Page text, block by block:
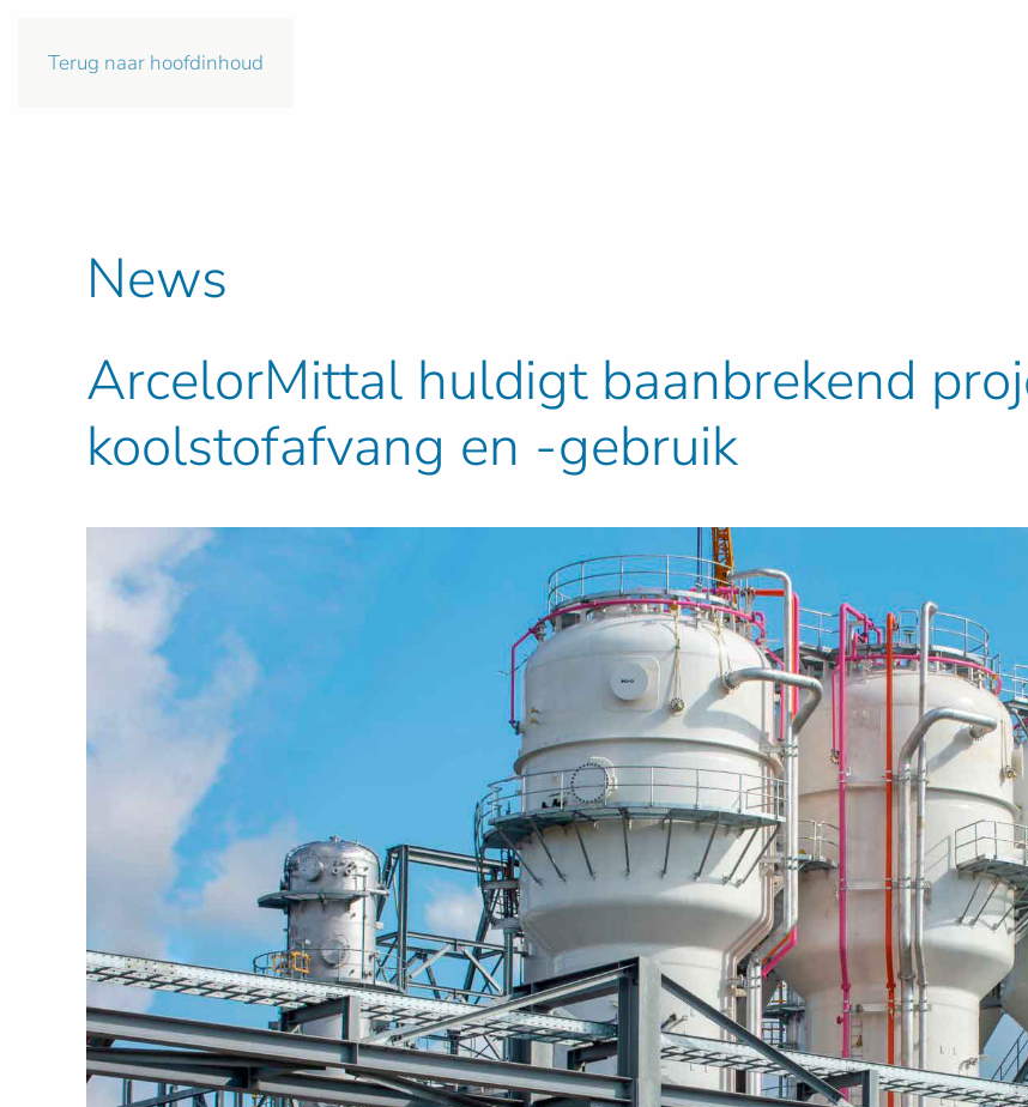
Terug naar hoofdinhoud
News
ArcelorMittal huldigt baanbrekend
koolstofafvang en -gebruik